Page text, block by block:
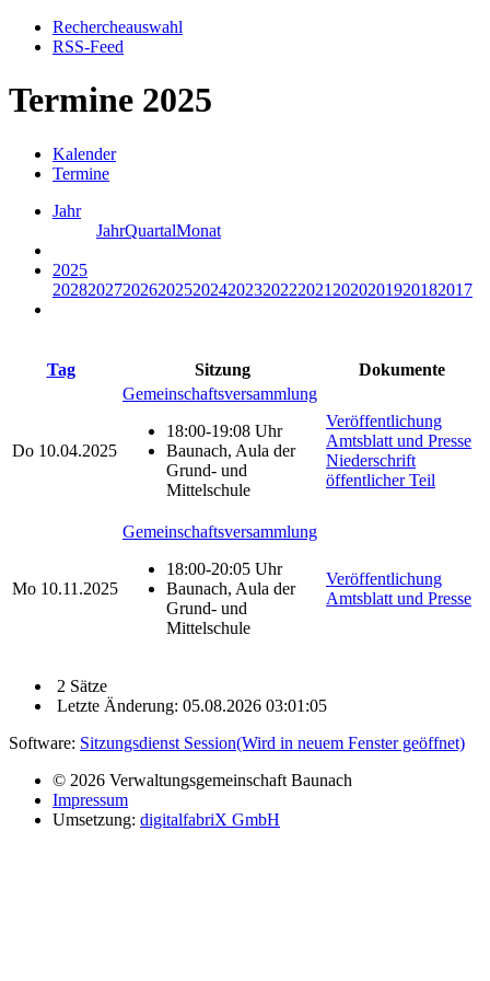
Rechercheauswahl
RSS-Feed
Termine 2025
Kalender
Termine
Jahr
JahrQuartalMonat
2025
20282027202620252024202320222021 2020201920182017
Tag Sitzung Dokumente
Do 10.04.2025
Gemeinschaftsversammlung
18:00-19:08 Uhr
Baunach, Aula der
Grund- und
Mittelschule
Veröffentlichung
Amtsblatt und Presse
Niederschrift
öffentlicher Teil
Mo 10.11.2025
Gemeinschaftsversammlung
18:00-20:05 Uhr
Baunach, Aula der
Grund- und
Mittelschule
Veröffentlichung
Amtsblatt und Presse
2 Sätze
Letzte Änderung: 05.08.2026 03:01:05
Software: Sitzungsdienst Session(Wird in neuem Fenster geöffnet)
© 2026 Verwaltungsgemeinschaft Baunach
Impressum
Umsetzung: digitalfabriX GmbH